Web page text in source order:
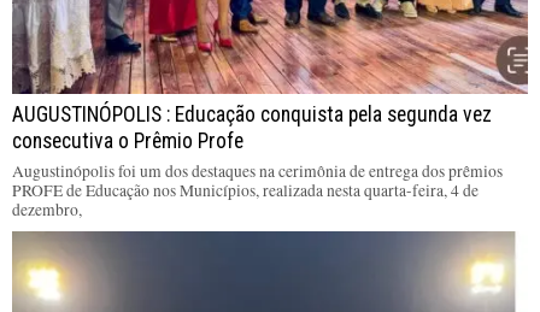
AUGUSTINÓPOLIS : Educação conquista pela segunda vez
consecutiva o Prêmio Profe
Augustinópolis foi um dos destaques na cerimônia de entrega dos prêmios
PROFE de Educação nos Municípios, realizada nesta quarta-feira, 4 de
dezembro,